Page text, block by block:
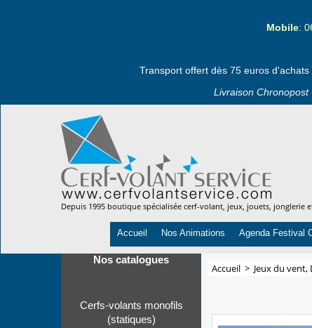
Mobile:
Transport offert dès 75 euros d'achats
Livraison Chronopost
Depuis 1995 boutique spécialisée cerf-volant, jeux, jouets, jonglerie
Accueil Nos Animations Agenda Festival
Nos catalogues
Cerfs-volants monofils
(statiques)
Accueil > Jeux du